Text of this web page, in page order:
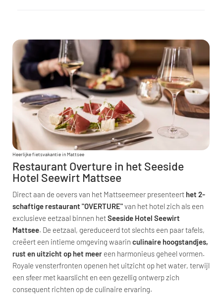
Heerlijke fietsvakantie in Mattsee
Restaurant Overture in het Seeside
Hotel Seewirt Mattsee
Direct aan de oevers van het Mattseemeer presenteert het 2-
schaftige restaurant "OVERTURE"van het hotel zich als een
exclusieve eetzaal binnen hetSeeside Hotel Seewirt
Mattsee. De eetzaal, gereduceerd tot slechts een paar tafels,
creëert een intieme omgeving waarin culinaire hoogstandjes,
rust en uitzicht op het meer een harmonieus geheel vormen.
Royale vensterfronten openen het uitzicht op het water, terwijl
een sfeer met kaarslicht en een gezellig ontwerp zich
consequent richten op de culinaire ervaring.